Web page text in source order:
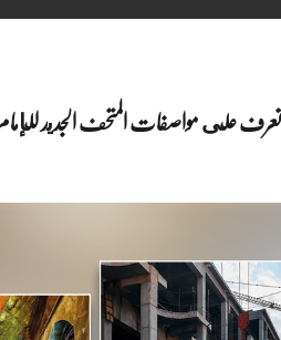
على مواصفات المتحف الجديد